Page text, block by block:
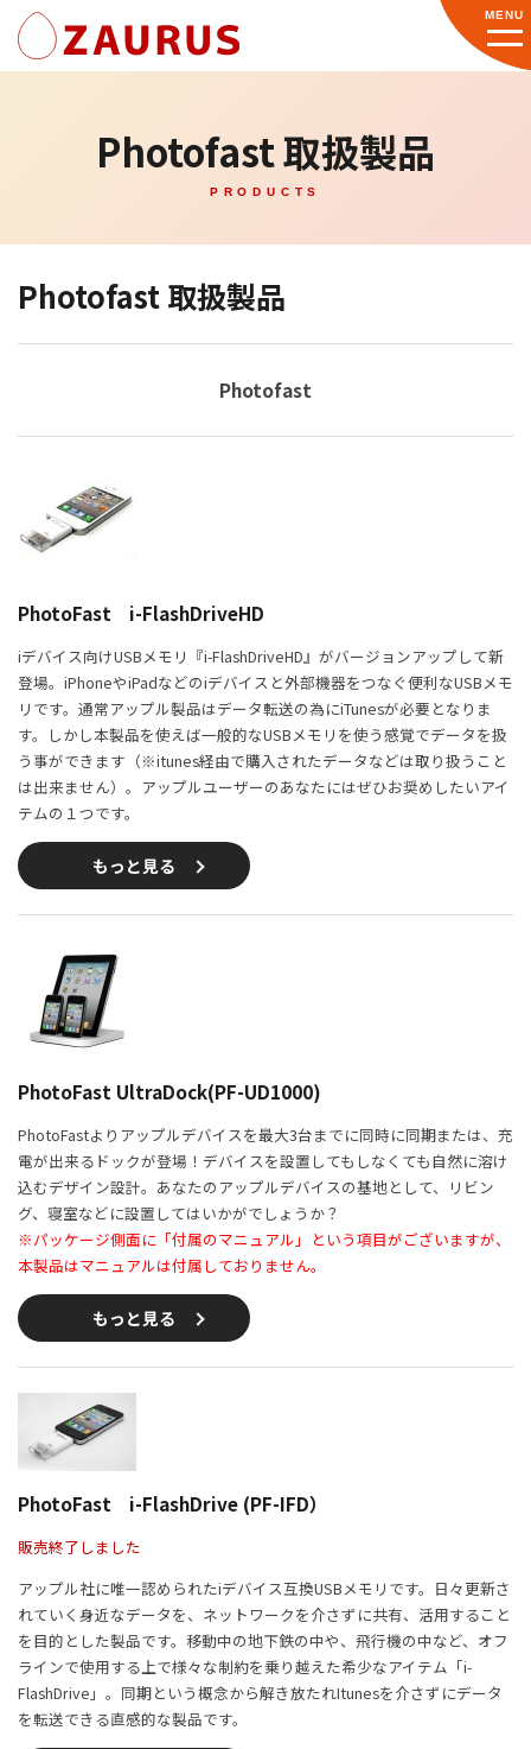
MENU
Photofast 取扱製品
PRODUCTS
Photofast 取扱製品
Photofast
PhotoFast i-FlashDriveHD
iデバイス向けUSBメモリ『i-FlashDriveHD』がバージョンアップして新
登場。iPhoneやiPadなどのiデバイスと外部機器をつなぐ便利なUSBメモ
リです。通常アップル製品はデータ転送の為にiTunesが必要となりま
す。しかし本製品を使えば一般的なUSBメモリを使う感覚でデータを扱
う事ができます（※itunes経由で購入されたデータなどは取り扱うこと
は出来ません）。アップルユーザーのあなたにはぜひお奨めしたいアイ
テムの１つです。
もっと見る
PhotoFast UltraDock(PF-UD1000)
PhotoFastよりアップルデバイスを最大3台までに同時に同期または、充
電が出来るドックが登場！デバイスを設置してもしなくても自然に溶け
込むデザイン設計。あなたのアップルデバイスの基地として、リビン
グ、寝室などに設置してはいかがでしょうか？
※パッケージ側面に「付属のマニュアル」という項目がございますが、
本製品はマニュアルは付属しておりません。
もっと見る
PhotoFast i-FlashDrive (PF-IFD）
販売終了しました
アップル社に唯一認められたiデバイス互換USBメモリです。日々更新さ
れていく身近なデータを、ネットワークを介さずに共有、活用すること
を目的とした製品です。移動中の地下鉄の中や、飛行機の中など、オフ
ラインで使用する上で様々な制約を乗り越えた希少なアイテム「i-
FlashDrive」。同期という概念から解き放たれItunesを介さずにデータ
を転送できる直感的な製品です。